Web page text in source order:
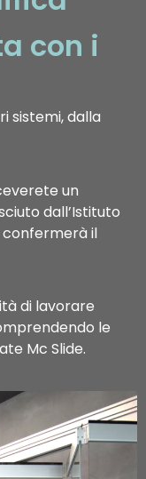
con i
sistemi, dalla
un
dall’Istituto
il
di lavorare
le
Mc Slide.